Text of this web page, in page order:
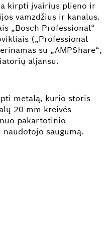
kirpti įvairius plieno ir
vamzdžius ir kanalus.
„Bosch Professional“
(„Professional
su „AMPShare“,
aljansu.
metalą, kurio storis
20 mm kreivės
pakartotinio
saugumą.